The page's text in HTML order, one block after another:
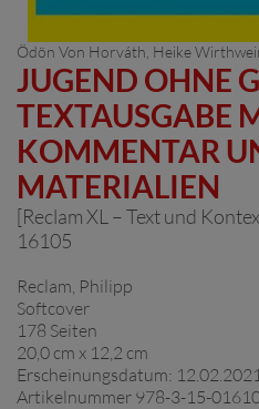
Ödön Von Horváth , Heike
JUGEND OHNE
TEXTAUSGABE
KOMMENTAR
MATERIALIEN
[Reclam XL – Text und
16105
Reclam, Philipp
Softcover
178 Seiten
20,0 cm x 12,2 cm
Erscheinungsdatum: 12.02.2021
Artikelnummer 978-3-15-